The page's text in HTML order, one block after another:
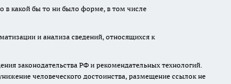
в какой бы то ни было форме, в том числе
и анализа сведений, относящихся к
законодательства РФ и рекомендательных технологий.
человеческого достоинства, размещение ссылок не